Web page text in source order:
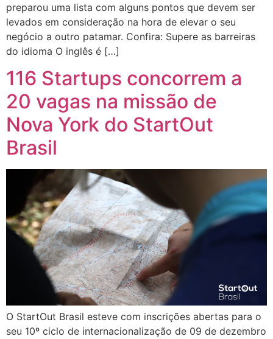
preparou uma lista com alguns pontos que devem ser
levados em consideração na hora de elevar o seu
negócio a outro patamar. Confira: Supere as barreiras
do idioma O inglês é […]
116 Startups concorrem a
20 vagas na missão de
Nova York do StartOut
Brasil
O StartOut Brasil esteve com inscrições abertas para o
seu 10º ciclo de internacionalização de 09 de dezembro